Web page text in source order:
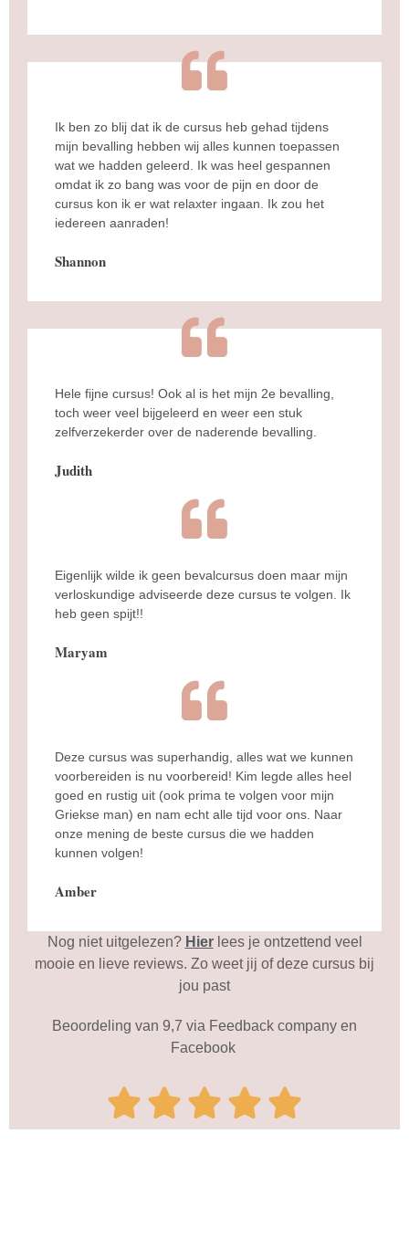
Ik ben zo blij dat ik de cursus heb gehad tijdens
mijn bevalling hebben wij alles kunnen toepassen
wat we hadden geleerd. Ik was heel gespannen
omdat ik zo bang was voor de pijn en door de
cursus kon ik er wat relaxter ingaan. Ik zou het
iedereen aanraden!
Shannon
Hele fijne cursus! Ook al is het mijn 2e bevalling,
toch weer veel bijgeleerd en weer een stuk
zelfverzekerder over de naderende bevalling.
Judith
Eigenlijk wilde ik geen bevalcursus doen maar mijn
verloskundige adviseerde deze cursus te volgen. Ik
heb geen spijt!!
Maryam
Deze cursus was superhandig, alles wat we kunnen
voorbereiden is nu voorbereid! Kim legde alles heel
goed en rustig uit (ook prima te volgen voor mijn
Griekse man) en nam echt alle tijd voor ons. Naar
onze mening de beste cursus die we hadden
kunnen volgen!
Amber
Nog niet uitgelezen? Hierlees je ontzettend veel
mooie en lieve reviews. Zo weet jij of deze cursus bij
jou past
Beoordeling van 9,7 via Feedback company en
Facebook
    